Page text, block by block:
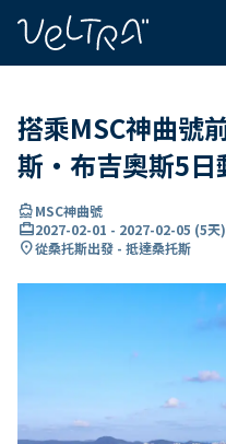
搭乘MSC神曲號
斯・布吉奧斯5日
directions_boatMSC神曲號
card_travel2027-02-01 - 2027-02-05 (5天)
location_on從桑托斯出發 - 抵達桑托斯